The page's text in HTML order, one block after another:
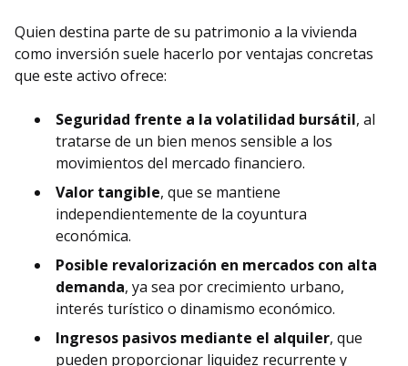
Quien destina parte de su patrimonio a la vivienda
como inversión suele hacerlo por ventajas concretas
que este activo ofrece:
Seguridad frente a la volatilidad bursátil, al
tratarse de un bien menos sensible a los
movimientos del mercado financiero.
Valor tangible, que se mantiene
independientemente de la coyuntura
económica.
Posible revalorización en mercados con alta
demanda, ya sea por crecimiento urbano,
interés turístico o dinamismo económico.
Ingresos pasivos mediante el alquiler, que
pueden proporcionar liquidez recurrente y